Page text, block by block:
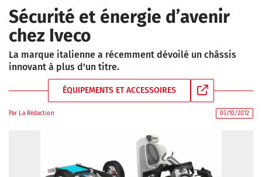
Sécurité et énergie d’avenir
chez Iveco
La marque italienne a récemment dévoilé un châssis
innovant à plus d'un titre.
ÉQUIPEMENTS ET ACCESSOIRES
Par La Rédaction 03/10/2012